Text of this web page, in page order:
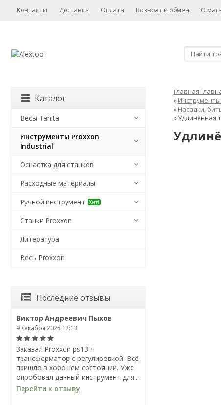
Контакты Доставка Оплата Возврат и обмен О
Главная
»
» Насадки,
»Удлинённая
Каталог
Весы Tanita
Инструменты Proxxon
Industrial
Оснастка для станков
Расходные материалы
Ручной инструмент
Хит!
Станки Proxxon
Литература
Весь Proxxon
Последние отзывы
Виктор Андреевич Пыхов
9 декабря 2025 12:13
Заказал Proxxon ps13 +
трансформатор с регулировкой. Всё
пришло в хорошем состоянии. Уже
опробовал данный инструмент для...
Перейти к отзыву